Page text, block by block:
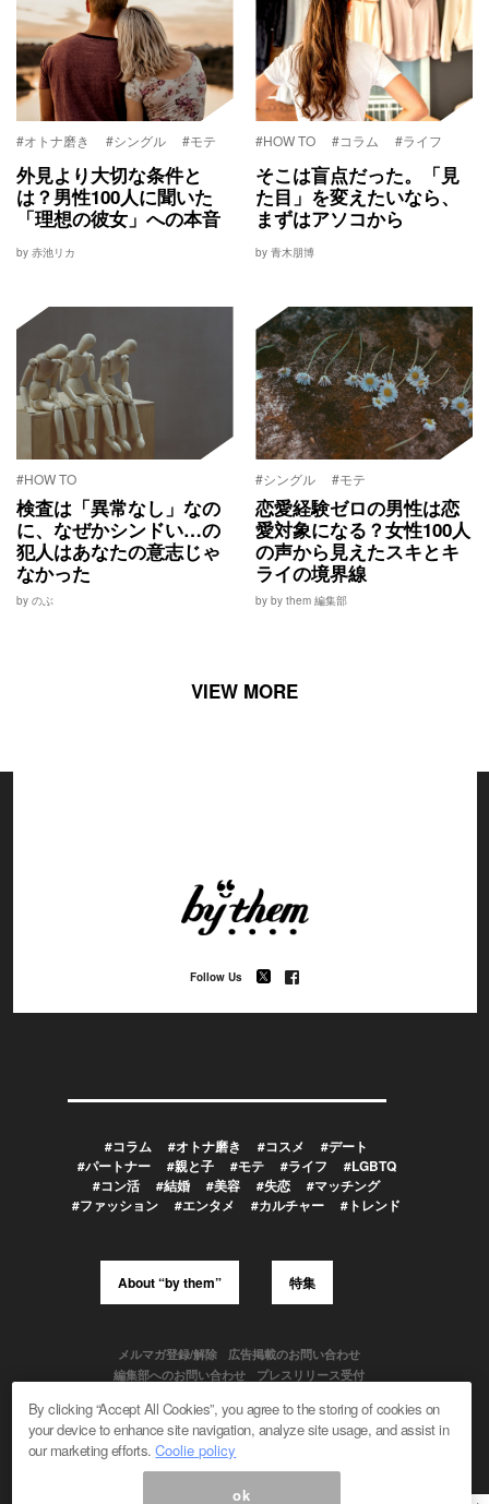
#オトナ磨き #シングル #モテ
外見より大切な条件と
は？男性100人に聞いた
「理想の彼女」への本音
by 赤池リカ
#HOW TO #コラム #ライフ
そこは盲点だった。「見
た目」を変えたいなら、
まずはアソコから
by 青木朋博
#HOW TO
検査は「異常なし」なの
に、なぜかシンドい…の
犯人はあなたの意志じゃ
なかった
by のぶ
#シングル #モテ
恋愛経験ゼロの男性は恋
愛対象になる？女性100人
の声から見えたスキとキ
ライの境界線
by by them 編集部
VIEW MORE
Follow Us
#コラム #オトナ磨き #コスメ
#デート
#パートナー
#親と子 #モテ #ライフ
#LGBTQ
#コン活
#結婚 #美容 #失恋
#マッチング
#ファッション
#エンタメ #カルチャー #トレンド
About “by them” 特集
メルマガ登録/解除
広告掲載のお問い合わせ
編集部へのお問い合わせ
プレスリリース受付
Powered by
© 1999-2026 Magmag, Inc. All Rights Reserved
By clicking “Accept All Cookies”, you agree to the storing of cookies on
your device to enhance site navigation, analyze site usage, and assist in
our marketing efforts.Coolie policy
ok